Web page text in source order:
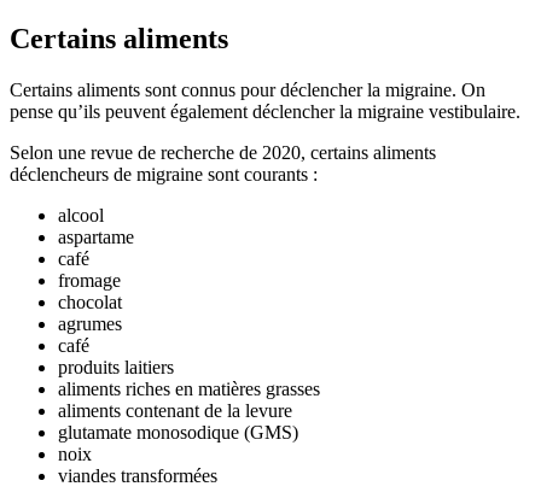
Certains aliments
Certains aliments sont connus pour déclencher la migraine. On
pense qu’ils peuvent également déclencher la migraine vestibulaire.
Selon une revue de recherche de 2020, certains aliments
déclencheurs de migraine sont courants :
alcool
aspartame
café
fromage
chocolat
agrumes
café
produits laitiers
aliments riches en matières grasses
aliments contenant de la levure
glutamate monosodique (GMS)
noix
viandes transformées